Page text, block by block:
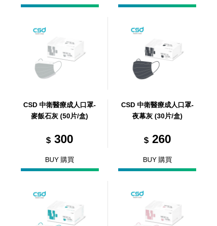
CSD 中衛醫療成人口罩-
麥飯石灰 (50片/盒)
$300
BUY 購買
CSD 中衛醫療成人口罩-
夜幕灰 (30片/盒)
$260
BUY 購買